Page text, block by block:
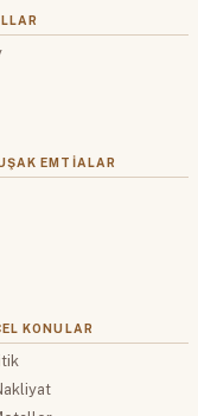
EMTIALAR
KONULAR